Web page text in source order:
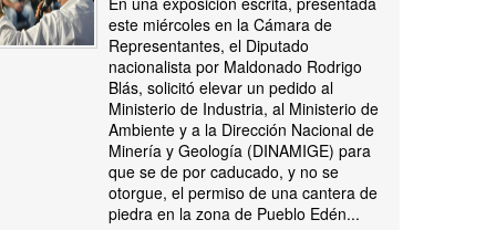
este miércoles en la Cámara de
Representantes, el Diputado
nacionalista por Maldonado Rodrigo
Blás, solicitó elevar un pedido al
Ministerio de Industria, al Ministerio de
Ambiente y a la Dirección Nacional de
Minería y Geología (DINAMIGE) para
que se de por caducado, y no se
otorgue, el permiso de una cantera de
piedra en la zona de Pueblo Edén...